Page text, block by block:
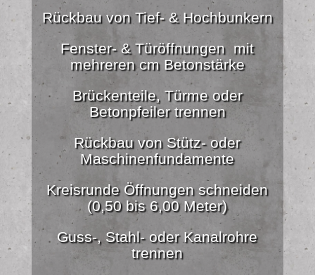
Rückbau von Tief- & Hochbunkern
Fenster- & Türöffnungen mit
mehreren cm Betonstärke
Brückenteile, Türme oder
Betonpfeiler trennen
Rückbau von Stütz- oder
Maschinenfundamente
Kreisrunde Öffnungen schneiden
(0,50 bis 6,00 Meter)
Guss-, Stahl- oder Kanalrohre
trennen